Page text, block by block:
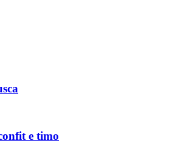
e timo